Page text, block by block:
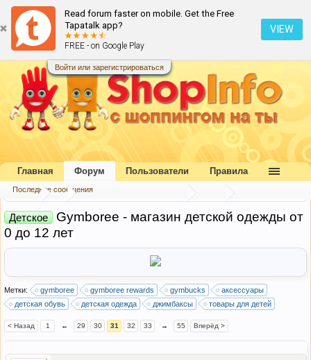
Read forum faster on mobile. Get the Free
Tapatalk app?
FREE - on Google Play
VIEW
Войти или зарегистрироваться
Форум ... Каталог интернет-магазинов
Детское
Gymboree - магазин детской одежды от
0 до 12 лет
Метки: gymboree gymboree rewards gymbucks
аксессуары
детская обувь
детская одежда джимбаксы товары для детей
< Назад 1 ← 29 30 31 32 33 → 55 Вперёд >
Главная Форум
Последние сообщения
Пользователи Правила